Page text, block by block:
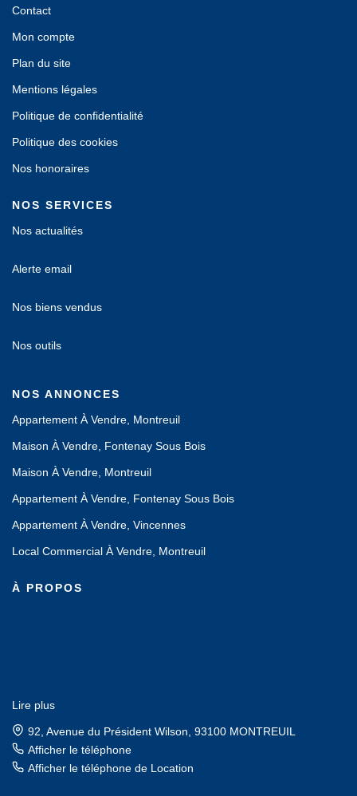
Contact
Mon compte
Plan du site
Mentions légales
Politique de confidentialité
Politique des cookies
Nos honoraires
NOS SERVICES
Nos actualités
Alerte email
Nos biens vendus
Nos outils
NOS ANNONCES
Appartement À Vendre, Montreuil
Maison À Vendre, Fontenay Sous Bois
Maison À Vendre, Montreuil
Appartement À Vendre, Fontenay Sous Bois
Appartement À Vendre, Vincennes
Local Commercial À Vendre, Montreuil
À PROPOS
Lire plus
92, Avenue du Président Wilson, 93100 MONTREUIL
Afficher le téléphone
Afficher le téléphone de Location